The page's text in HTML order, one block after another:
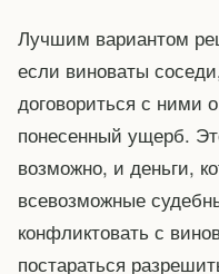
Лучшим вариантом
если виноваты
договориться с ними
понесенный ущерб.
возможно, и деньги,
всевозможные
конфликтовать с
постараться